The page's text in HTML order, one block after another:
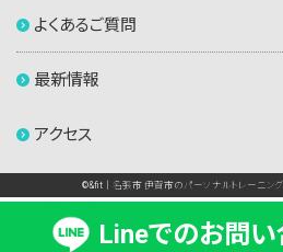
Lineでのお問い
よくあるご質問
最新情報
アクセス
©&fit｜名張市 伊賀市のパーソナルトレーニング